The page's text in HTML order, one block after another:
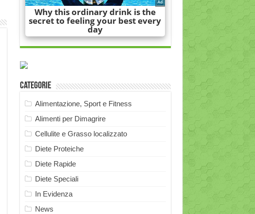
Categorie
Alimentazione, Sport e Fitness
Alimenti per Dimagrire
Cellulite e Grasso localizzato
Diete Proteiche
Diete Rapide
Diete Speciali
In Evidenza
News